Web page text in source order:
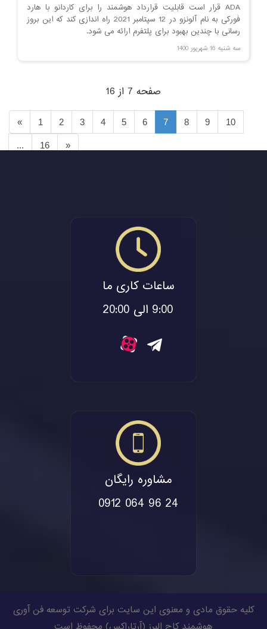
ADA قرار است قابلیت قرارداد هوشمند را برای کاردانو با هارد
فورکی به نام آلونزو در 12 سپتامبر 2021 راه اندازی کند که این بروز
رسانی با چندین بهبود برای پلتفرم ارائه می شود.
سه شنبه 16 شهریور 1400
صفحه 7 از 16
« 1 2 3 4 5 6 7 8 9 10
... 16 »
ساعات کاری ما
9:00 الی 20:00
مشاوره رایگان
0912 064 96 24
کلیه حقوق مادی و معنوی این سایت برای شرکت توسعه فن آوری